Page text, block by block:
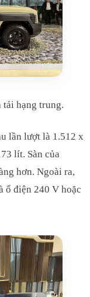
tải hạng trung.
lần lượt là 1.512 x
lít. Sàn của
hơn. Ngoài ra,
ổ điện 240 V hoặc